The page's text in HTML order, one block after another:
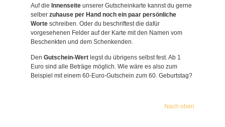
Auf die Innenseite unserer Gutscheinkarte kannst du gerne
selber zuhause per Hand noch ein paar persönliche
Worte schreiben. Oder du beschriftest die dafür
vorgesehenen Felder auf der Karte mit den Namen vom
Beschenkten und dem Schenkenden.
Den Gutschein-Wert legst du übrigens selbst fest. Ab 1
Euro sind alle Beträge möglich. Wie wäre es also zum
Beispiel mit einem 60-Euro-Gutschein zum 60. Geburtstag?
Nach oben